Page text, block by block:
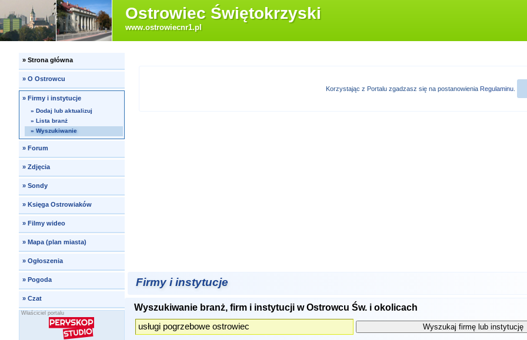
Ostrowiec Świętokrzyski
www.ostrowiecnr1.pl
» Strona główna
» O Ostrowcu
»Firmy i instytucje
» Dodaj lub aktualizuj
» Lista branż
» Wyszukiwanie
» Forum
» Zdjęcia
» Sondy
» Księga Ostrowiaków
» Filmy wideo
» Mapa (plan miasta)
» Ogłoszenia
» Pogoda
» Czat
Właściciel portalu
Korzystając z Portalu zgadzasz się na postanowienia Regulaminu
Firmy i instytucje
Wyszukiwanie branż, firm i instytucji w Ostrowcu Św. i okolicach